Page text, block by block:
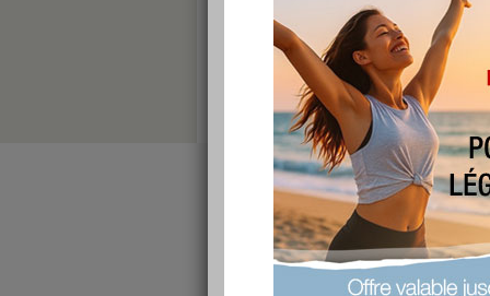
‹ Préc. 1 2 3 4 5
Une Bonne fête
bon Anniversaire
Aujourd'hui.com
publié le 08/06/2009 à 18:00